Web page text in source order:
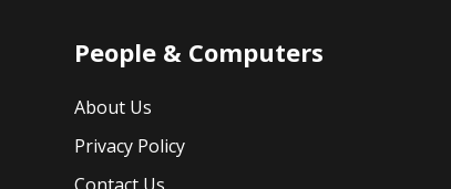
People & Computers
About Us
Privacy Policy